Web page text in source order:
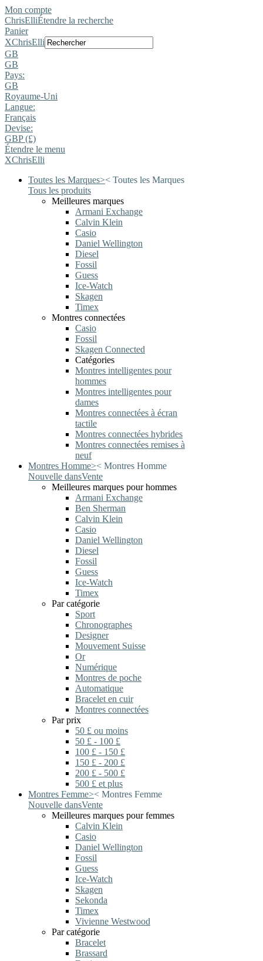
Mon compte
ChrisElliÉtendre la recherche
Panier
XChrisElli
GB
GB
Pays:
GB
Royaume-Uni
Langue:
Français
Devise:
GBP (£)
Étendre le menu
XChrisElli
Toutes les Marques>< Toutes les Marques
Tous les produits
Meilleures marques
Armani Exchange
Calvin Klein
Casio
Daniel Wellington
Diesel
Fossil
Guess
Ice-Watch
Skagen
Timex
Montres connectées
Casio
Fossil
Skagen Connected
Catégories
Montres intelligentes pour
hommes
Montres intelligentes pour
dames
Montres connectées à écran
tactile
Montres connectées hybrides
Montres connectées remises à
neuf
Montres Homme>< Montres Homme
Nouvelle dansVente
Meilleures marques pour hommes
Armani Exchange
Ben Sherman
Calvin Klein
Casio
Daniel Wellington
Diesel
Fossil
Guess
Ice-Watch
Timex
Par catégorie
Sport
Chronographes
Designer
Mouvement Suisse
Or
Numérique
Montres de poche
Automatique
Bracelet en cuir
Montres connectées
Par prix
50 £ ou moins
50 £ - 100 £
100 £ - 150 £
150 £ - 200 £
200 £ - 500 £
500 £ et plus
Montres Femme>< Montres Femme
Nouvelle dansVente
Meilleures marques pour femmes
Calvin Klein
Casio
Daniel Wellington
Fossil
Guess
Ice-Watch
Skagen
Sekonda
Timex
Vivienne Westwood
Par catégorie
Bracelet
Brassard